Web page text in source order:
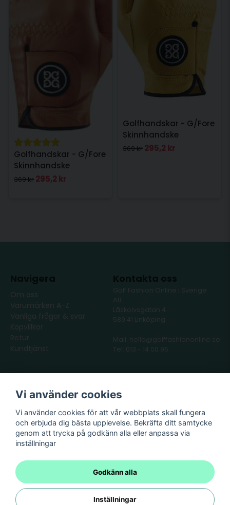
Golfhandskar - G/Fore
Skinnhandske
Vänsterhand Tangerin
369 kr 295,2 kr
Golfhandskar - G/Fore
Skinnhandske
Högerhand Fly Dam
369 kr 295,2 kr
Om oss
Varumärken A-Z
Vanliga frågor & svar
Köpvillkor
Retur
Kundtjänst
Golf Fashion Online i Sverige
AB
Låskolvsgatan 4
589 41 Linköping
Mail: hello@golffashiononline.se
Tel: 013 - 14 00 95
Facebook
Instagram
Vi använder cookies
Vi använder cookies för att vår webbplats skall fungera
och erbjuda dig bästa upplevelse. Bekräfta ditt samtycke
genom att trycka på godkänn alla eller anpassa via
inställningar
Godkänn alla
Inställningar